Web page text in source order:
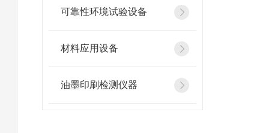
可靠性环境试验设备
材料应用设备
油墨印刷检测仪器